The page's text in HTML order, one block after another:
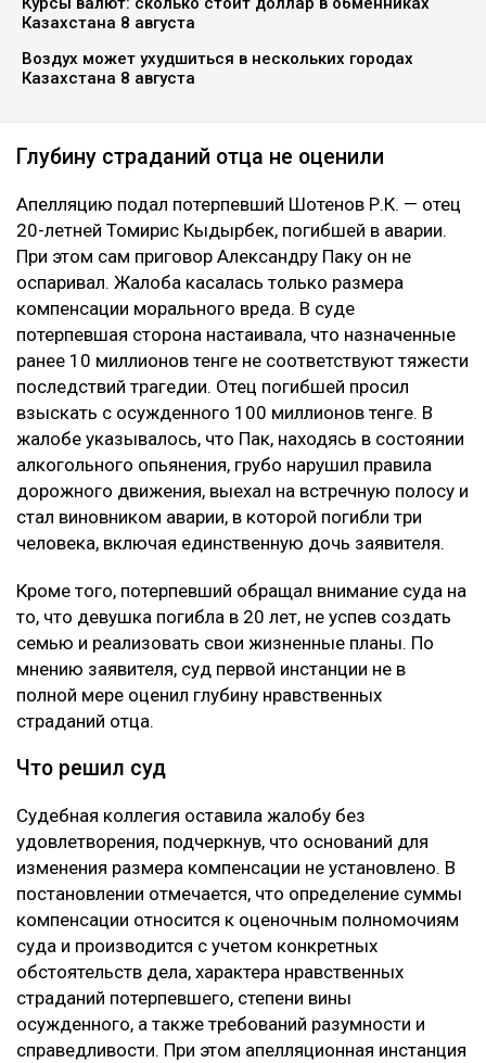
Казахстана 8 августа
Воздух может ухудшиться в нескольких городах
Казахстана 8 августа
Глубину страданий отца не оценили
Апелляцию подал потерпевший Шотенов Р.К. — отец
20-летней Томирис Кыдырбек, погибшей в аварии.
При этом сам приговор Александру Паку он не
оспаривал. Жалоба касалась только размера
компенсации морального вреда. В суде
потерпевшая сторона настаивала, что назначенные
ранее 10 миллионов тенге не соответствуют тяжести
последствий трагедии. Отец погибшей просил
взыскать с осужденного 100 миллионов тенге. В
жалобе указывалось, что Пак, находясь в состоянии
алкогольного опьянения, грубо нарушил правила
дорожного движения, выехал на встречную полосу и
стал виновником аварии, в которой погибли три
человека, включая единственную дочь заявителя.
Кроме того, потерпевший обращал внимание суда на
то, что девушка погибла в 20 лет, не успев создать
семью и реализовать свои жизненные планы. По
мнению заявителя, суд первой инстанции не в
полной мере оценил глубину нравственных
страданий отца.
Что решил суд
Судебная коллегия оставила жалобу без
удовлетворения, подчеркнув, что оснований для
изменения размера компенсации не установлено. В
постановлении отмечается, что определение суммы
компенсации относится к оценочным полномочиям
суда и производится с учетом конкретных
обстоятельств дела, характера нравственных
страданий потерпевшего, степени вины
осужденного, а также требований разумности и
справедливости. При этом апелляционная инстанция